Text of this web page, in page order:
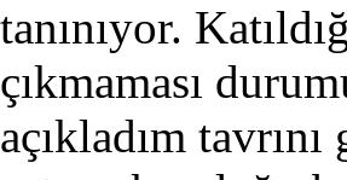
tanınıyor.
çıkmaması
açıkladım